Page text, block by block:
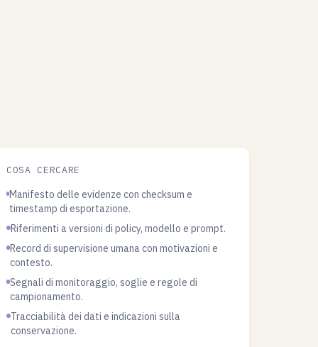
COSA CERCARE
Manifesto delle evidenze con checksum e
timestamp di esportazione.
Riferimenti a versioni di policy, modello e prompt.
Record di supervisione umana con motivazioni e
contesto.
Segnali di monitoraggio, soglie e regole di
campionamento.
Tracciabilità dei dati e indicazioni sulla
conservazione.